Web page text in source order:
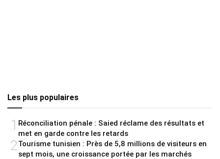
Les plus populaires
1 Réconciliation pénale : Saied réclame des résultats et
met en garde contre les retards
2 Tourisme tunisien : Près de 5,8 millions de visiteurs en
sept mois, une croissance portée par les marchés